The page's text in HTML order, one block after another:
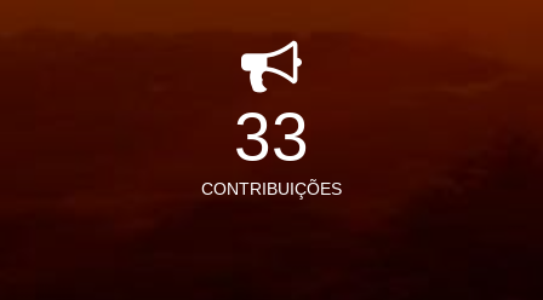
33
CONTRIBUIÇÕES